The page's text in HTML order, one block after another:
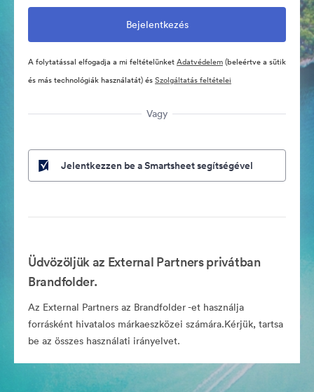
A folytatással elfogadja a mi feltételünketAdatvédelem(beleértve a sütik
és más technológiák használatát) ésSzolgáltatás feltételei
Vagy
Jelentkezzen be a Smartsheet segítségével
Üdvözöljük az External Partners privátban
Brandfolder.
Az External Partners az Brandfolder -et használja
forrásként hivatalos márkaeszközei számára.Kérjük, tartsa
be az összes használati irányelvet.